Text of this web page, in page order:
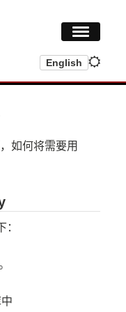
履历
博客
English
如何将需要用